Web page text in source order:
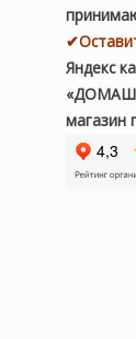
Яндекс
магазин